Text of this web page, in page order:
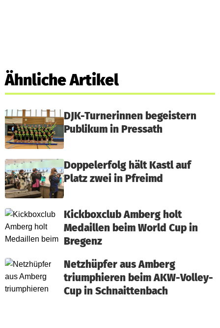
Ähnliche Artikel
DJK-Turnerinnen begeistern
Publikum in Pressath
Doppelerfolg hält Kastl auf
Platz zwei in Pfreimd
Kickboxclub Amberg holt
Medaillen beim World Cup in
Bregenz
Netzhüpfer aus Amberg
triumphieren beim AKW-Volley-
Cup in Schnaittenbach